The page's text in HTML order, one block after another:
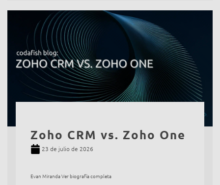
Zoho CRM vs. Zoho One
23 de julio de 2026
Evan Miranda Ver biografía completa